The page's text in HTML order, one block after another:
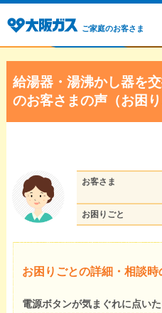
ご家庭のお客さま
給湯器・湯沸かし器を
のお客さまの声（お困
お客さま
お困りごと
お困りごとの詳細・相談時
電源ボタンが気まぐれに点い